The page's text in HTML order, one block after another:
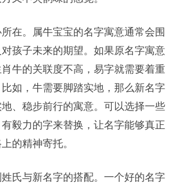
在。属牛宝宝的名字寓意通常会围
孩子未来的期望。如果原名字寓意
牛的关联度不高，易字就需要着重
如，牛需要脚踏实地，那么新名字
、稳步前行的寓意。可以选择一些
毅力的字来替换，让名字能够真正
的精神寄托。
氏与新名字的搭配。一个好的名字